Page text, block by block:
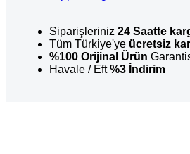
Siyah
50mm
x
300mt
Siparişleriniz 24 Saatte
Tüm Türkiye'ye ücretsiz
%100 Orijinal Ürün
Havale / Eft%3 İndirim